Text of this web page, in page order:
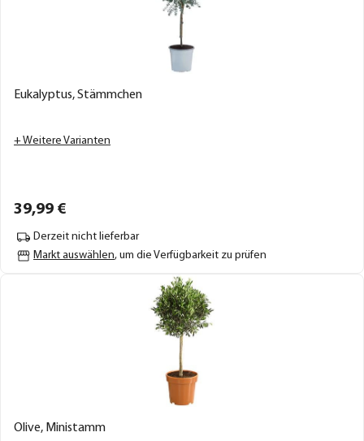
Eukalyptus, Stämmchen
+ Weitere Varianten
39,99 €
Derzeit nicht lieferbar
Markt auswählen, um die Verfügbarkeit zu prüfen
Olive, Ministamm